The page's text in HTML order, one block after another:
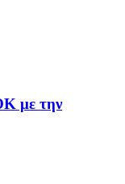
με την